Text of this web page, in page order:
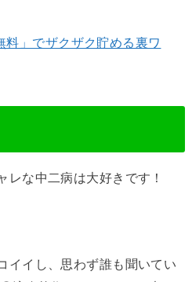
料」でザクザク貯める裏ワ
レな中二病は大好きです！
イイし、思わず誰も聞いてい